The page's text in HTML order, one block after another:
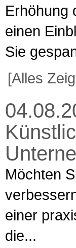
Erhöhung
einen
Sie
[Alles
Möchten
einer
die...